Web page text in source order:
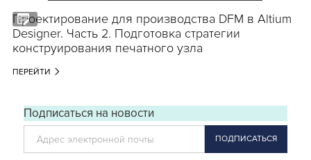
Проектирование для производства DFM в Altium
Designer. Часть 2. Подготовка стратегии
конструирования печатного узла
ПЕРЕЙТИ
Подписаться на новости